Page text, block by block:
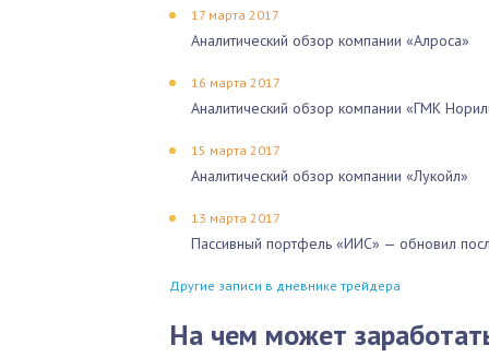
17 марта 2017
Аналитический обзор компании «Алроса»
16 марта 2017
Аналитический обзор компании «ГМК
15 марта 2017
Аналитический обзор компании «Лукойл»
13 марта 2017
Пассивный портфель «ИИС» — обновил
Другие записи в дневнике трейдера
На чем может